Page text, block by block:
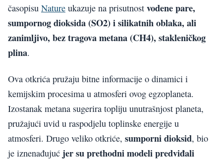
časopisu Nature ukazuje na prisutnost vodene pare,
sumpornog dioksida (SO2) i silikatnih oblaka, ali
zanimljivo, bez tragova metana (CH4), stakleničkog
plina.
Ova otkrića pružaju bitne informacije o dinamici i
kemijskim procesima u atmosferi ovog egzoplaneta.
Izostanak metana sugerira topliju unutrašnjost planeta,
pružajući uvid u raspodjelu toplinske energije u
atmosferi. Drugo veliko otkriće, sumporni dioksid, bio
je iznenađujuć jer su prethodni modeli predviđali